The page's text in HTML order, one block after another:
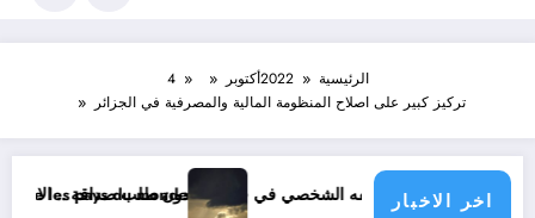
الرئيسية 2022أكتوبر
4
تركيز كبير على اصلاح المنظومة المالية والمصرفية في الجزائر
اخر الاخبار
طلب صداقة .. الاطلاع على محتوى صفحة شخص اغلق ملفه الشخصي في فيسبوك دون طلب صداقة
menace les pays du monde